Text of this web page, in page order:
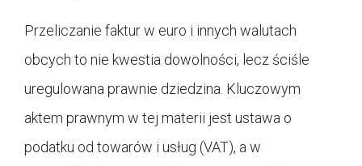
Przeliczanie faktur w euro i innych walutach
obcych to nie kwestia dowolności, lecz ściśle
uregulowana prawnie dziedzina. Kluczowym
aktem prawnym w tej materii jest ustawa o
podatku od towarów i usług (VAT), a w